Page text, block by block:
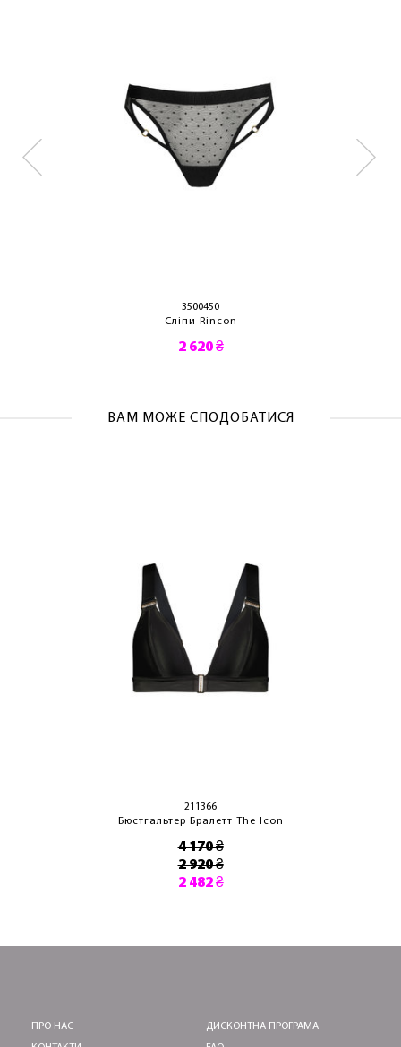
3500450
Сліпи Rincon
2 620 ₴
ВАМ МОЖЕ СПОДОБАТИСЯ
211366
Бюстгальтер Бралетт The Icon
4 170 ₴
2 920 ₴
2 482 ₴
ПРО НАС
ДИСКОНТНА ПРОГРАМА
ОТРИМАТИ!